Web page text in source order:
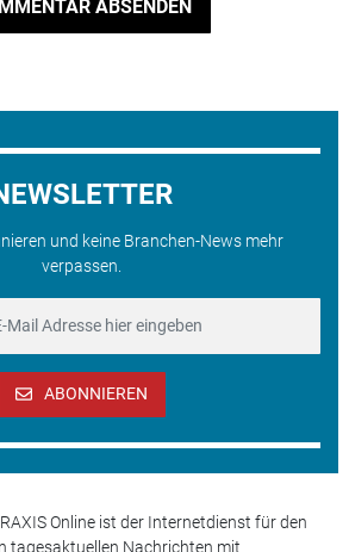
ABSENDEN
und keine Branchen-News mehr
verpassen.
ABONNIEREN
Online ist der Internetdienst für den
tagesaktuellen Nachrichten mit